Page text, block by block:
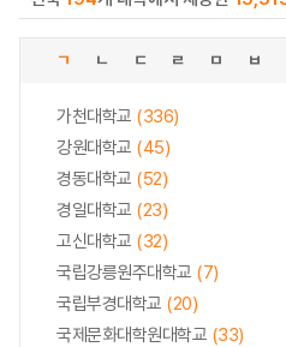
ㄱ ㄴ ㄷ ㄹ ㅁ ㅂ
가천대학교 (336)
강원대학교 (45)
경동대학교 (52)
경일대학교 (23)
고신대학교 (32)
국립강릉원주대학교 (7)
국립부경대학교 (20)
국제문화대학원대학교 (33)